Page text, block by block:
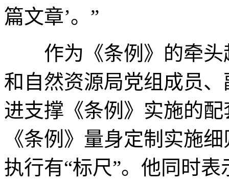
篇文章’。”
作为《条例》的牵头
和自然资源局党组成员
进支撑《条例》实施的
《条例》量身定制实施
执行有“标尺”。他同时